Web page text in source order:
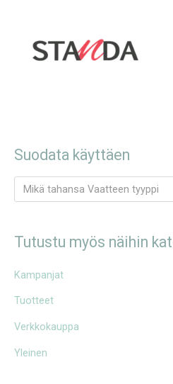
sisältöön
Suodata käyttäen
Mikä tahansa Vaatteen tyyppi
Tutustu myös näihin
Kampanjat
Tuotteet
Verkkokauppa
Yleinen